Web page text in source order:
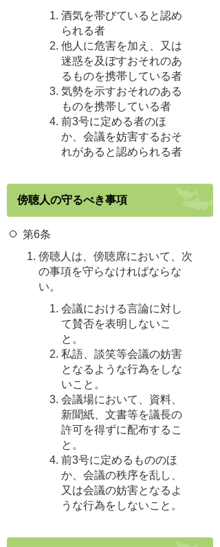
酒気を帯びていると認め
られる者
他人に危害を加え、又は
迷惑を及ぼすおそれのあ
るものを携帯している者
気勢を示すおそれのある
ものを携帯している者
前3号に定める者のほ
か、会議を妨害するおそ
れがあると認められる者
傍聴人の守るべき事項
第6条
傍聴人は、傍聴席において、次
の事項を守らなければならな
い。
会議における言論に対し
て賛否を表明しないこ
と。
私語、談笑等会議の妨害
となるような行為をしな
いこと。
会議場において、資料、
新聞紙、文書等を議長の
許可を得ずに配布するこ
と。
前3号に定めるもののほ
か、会議の秩序を乱し、
又は会議の妨害となるよ
うな行為をしないこと。